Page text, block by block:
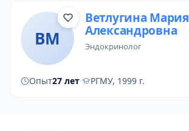
ВМ
Ветлугина Мария
Александровна
эндокринолог
Опыт27 лет· РГМУ, 1999 г.